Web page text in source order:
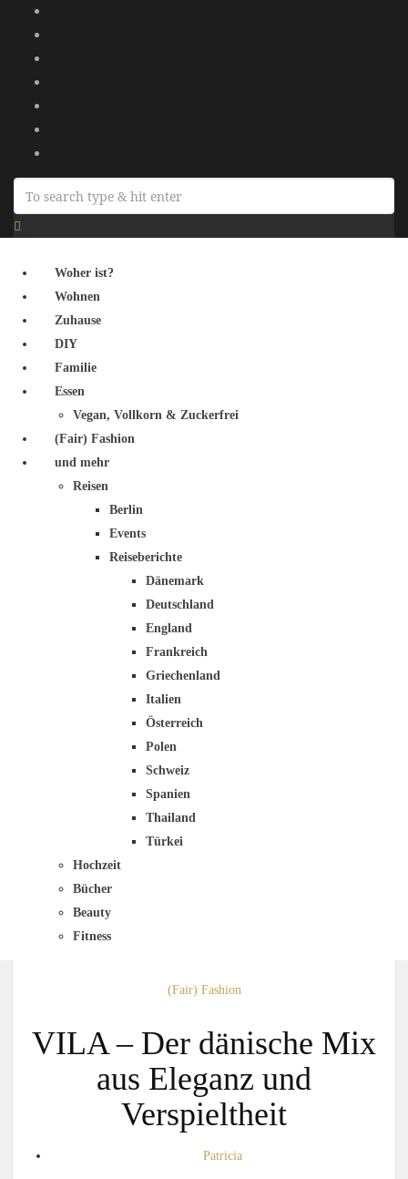
Woher ist?
Wohnen
Zuhause
DIY
Familie
Essen
Vegan, Vollkorn & Zuckerfrei
(Fair) Fashion
und mehr
Reisen
Berlin
Events
Reiseberichte
Dänemark
Deutschland
England
Frankreich
Griechenland
Italien
Österreich
Polen
Schweiz
Spanien
Thailand
Türkei
Hochzeit
Bücher
Beauty
Fitness
(Fair) Fashion
VILA – Der dänische Mix
aus Eleganz und
Verspieltheit
Patricia